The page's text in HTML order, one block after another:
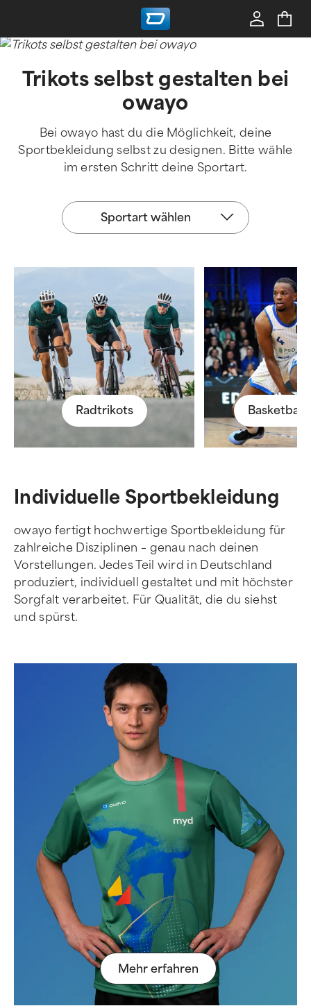
Trikots selbst gestalten bei
owayo
Bei owayo hast du die Möglichkeit, deine
Sportbekleidung selbst zu designen. Bitte wähle
im ersten Schritt deine Sportart.
Sportart
wählen
Sportart wählen
Radtrikots
Individuelle Sportbekleidung
owayo fertigt hochwertige Sportbekleidung für
zahlreiche Disziplinen – genau nach deinen
Vorstellungen. Jedes Teil wird in Deutschland
produziert, individuell gestaltet und mit höchster
Sorgfalt verarbeitet. Für Qualität, die du siehst
und spürst.
Mehr erfahren